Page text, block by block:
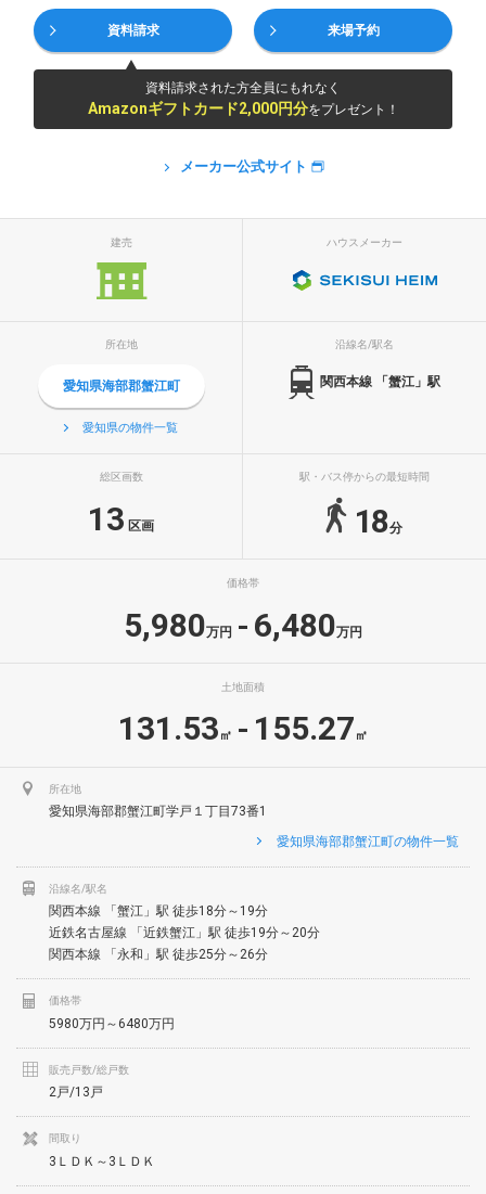
資料請求 来場予約
資料請求された方全員にもれなく
Amazonギフトカード2,000円分をプレゼント！
メーカー公式サイト
建売 ハウスメーカー
所在地
愛知県海部郡蟹江町
愛知県の物件一覧
沿線名/駅名
関西本線 「蟹江」駅
総区画数
13 区画
駅・バス停からの最短時間
18分
価格帯
5,980万円 - 6,480万円
土地面積
131.53 ㎡ - 155.27 ㎡
所在地
愛知県海部郡蟹江町学戸１丁目73番1
愛知県海部郡蟹江町の物件一覧
沿線名/駅名
関西本線 「蟹江」駅 徒歩18分～19分
近鉄名古屋線 「近鉄蟹江」駅 徒歩19分～20分
関西本線 「永和」駅 徒歩25分～26分
価格帯
5980万円～6480万円
販売戸数/総戸数
2戸/13戸
間取り
3ＬＤＫ～3ＬＤＫ